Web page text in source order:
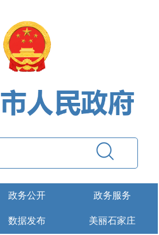
政务公开 政务服务
数据发布 美丽石家庄